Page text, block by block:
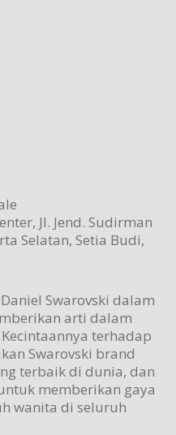
Jl. Jend. Sudirman
Selatan, Setia Budi,
Swarovski dalam
arti dalam
terhadap
Swarovski brand
terbaik di dunia, dan
memberikan gaya
wanita di seluruh